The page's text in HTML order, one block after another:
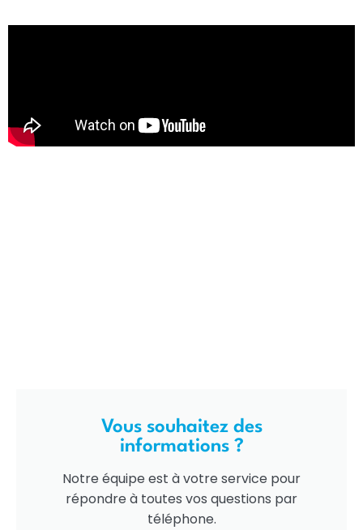
Vous souhaitez des
informations ?
Notre équipe est à votre service pour
répondre à toutes vos questions par
téléphone.